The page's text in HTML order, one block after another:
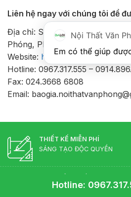
Liên hệ ngay với chúng tôi để
Địa chỉ: Showroom Nội thất văn
Phóng, Phương Liệt, Hà Nội
Website: https://
Hotline: 0967.317.555 –
Fax: 024.3668 6808
Email:
THIẾT KẾ MIỄN PHÍ
SÁNG TẠO ĐỘC QUYỀN
CHÍNH HÃNG ĐẢM BẢO
Hotline:
Nội Thất Văn